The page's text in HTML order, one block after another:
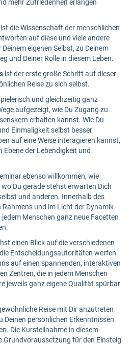
mehr Zufriedenheit erlangen
die Wissenschaft der menschlichen
auf diese und viele andere
eigenen Selbst, zu Deinem
und Deiner Rolle in diesem Leben.
ist der erste große Schritt auf dieser
Reise zu sich selbst.
und gleichzeitig ganz
aufgezeigt, wie Du Zugang zu
erhalten kannst. Wie Du
Einmaligkeit selbst besser
auf eine Weise interagieren kannst,
Ebene der Lebendigkeit und
ebenso willkommen, wie
Du gerade stehst erwarten Dich
und anderen. Innerhalb des
und im Licht der Dynamik
Menschen ganz neue Facetten
einen Blick auf die verschiedenen
Entscheidungsautoritäten werfen.
auf einen spannenden, interaktiven
Zentren, die in jedem Menschen
jeweils ganz eigene Qualität spürbar
Reise mit Dir anzutreten
Deinen persönlichen Erkenntnissen
Die Kursteilnahme in diesem
Grundvoraussetzung für den Einsteig